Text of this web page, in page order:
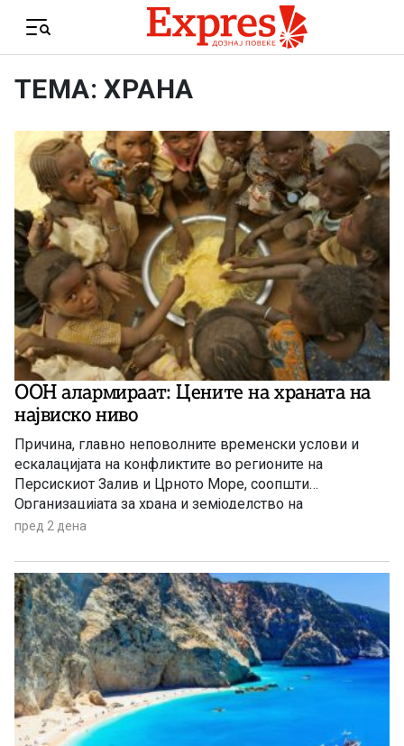
Menu
ТЕМА: ХРАНА
ООН алармираат: Цените на храната на
највиско ниво
Причина, главно неповолните временски услови и
ескалацијата на конфликтите во регионите на
Персискиот Залив и Црното Море, соопшти
Организацијата за храна и земјоделство на
Обединетите нации (ФАО).
пред 2 дена